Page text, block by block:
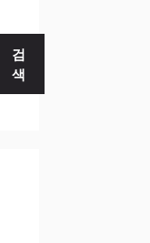
검
색